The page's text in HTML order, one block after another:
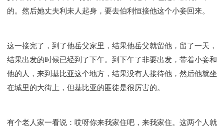
的。然后她丈夫利未人起身，要去伯利恒接他这个小妾回来。
这一接完了，到了他岳父家里，结果他岳父就留他，留了一天，
结果出发的时候已经到了下午。到下午了非要出发，带着小妾和
他的人，来到基比亚这个地方，结果没有人接待他，然后他就坐
在城里的大街上，但基比亚的匪徒是很厉害的。
有个老人家一看说：哎呀你来我家住吧，来我家住。这两个人就